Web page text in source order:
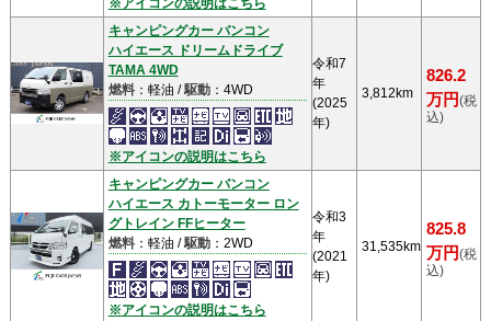
※アイコンの説明はこちら
キャンピングカー バンコン
ハイエース ドリームドライブ
TAMA 4WD
燃料：軽油 /駆動：4WD
※アイコンの説明はこちら
令和7
年
(2025
年)
3,812km
826.2
万円(税
込)
キャンピングカー バンコン
ハイエース カトーモーター ロン
グトレイン FFヒーター
燃料：軽油 /駆動：2WD
※アイコンの説明はこちら
令和3
年
(2021
年)
31,535km
825.8
万円(税
込)